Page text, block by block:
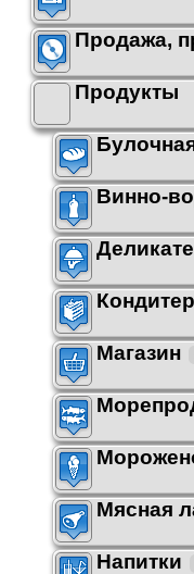
Продажа,
Продукты
Винно-
Магазин
Мясная
Напитки